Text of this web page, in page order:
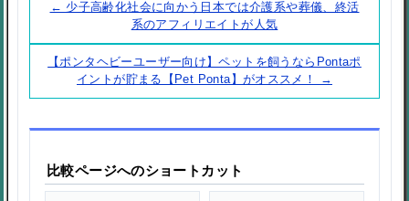
← 少子高齢化社会に向かう日本では介護系や葬儀、終活
系のアフィリエイトが人気
【ポンタヘビーユーザー向け】ペットを飼うならPontaポ
イントが貯まる【Pet Ponta】がオススメ！ →
比較ページへのショートカット